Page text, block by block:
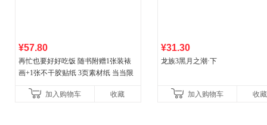
¥57.80
再忙也要好好吃饭 随书附赠1张装裱
画+1张不干胶贴纸 3页素材纸 当当限
加入购物车
收藏
¥31.30
龙族3黑月之潮·下
加入购物车 收藏